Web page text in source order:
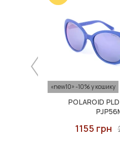
«new10» -10% у кошику
POLAROID
1155 грн